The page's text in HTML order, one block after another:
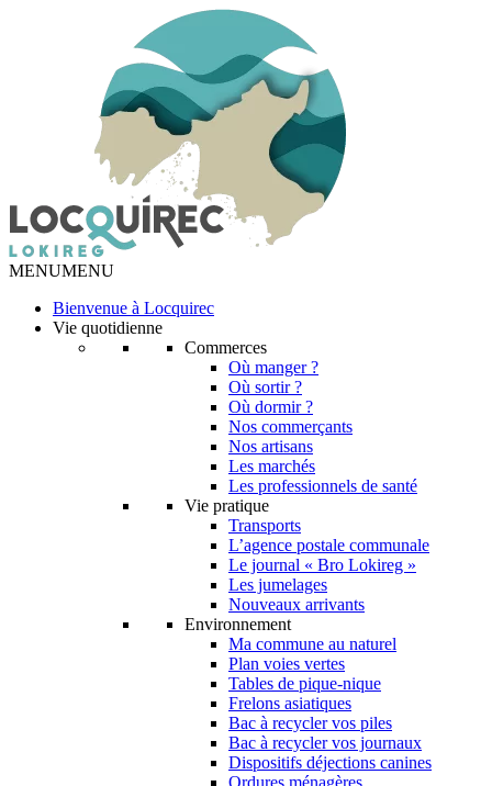
MENUMENU
Bienvenue à Locquirec
Vie quotidienne
Commerces
Où manger ?
Où sortir ?
Où dormir ?
Nos commerçants
Nos artisans
Les marchés
Les professionnels de santé
Vie pratique
Transports
L’agence postale communale
Le journal « Bro Lokireg »
Les jumelages
Nouveaux arrivants
Environnement
Ma commune au naturel
Plan voies vertes
Tables de pique-nique
Frelons asiatiques
Bac à recycler vos piles
Bac à recycler vos journaux
Dispositifs déjections canines
Ordures ménagères